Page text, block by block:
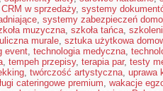
w sprzedaży, systemy
, systemy zabezpieczeń
muzyczna, szkoła tańca,
murale, sztuka użytkowa
event, technologia medyczna,
, tempeh przepisy, terapia par, testy
, twórczość artystyczna, uprawa
cateringowe premium, wakacje